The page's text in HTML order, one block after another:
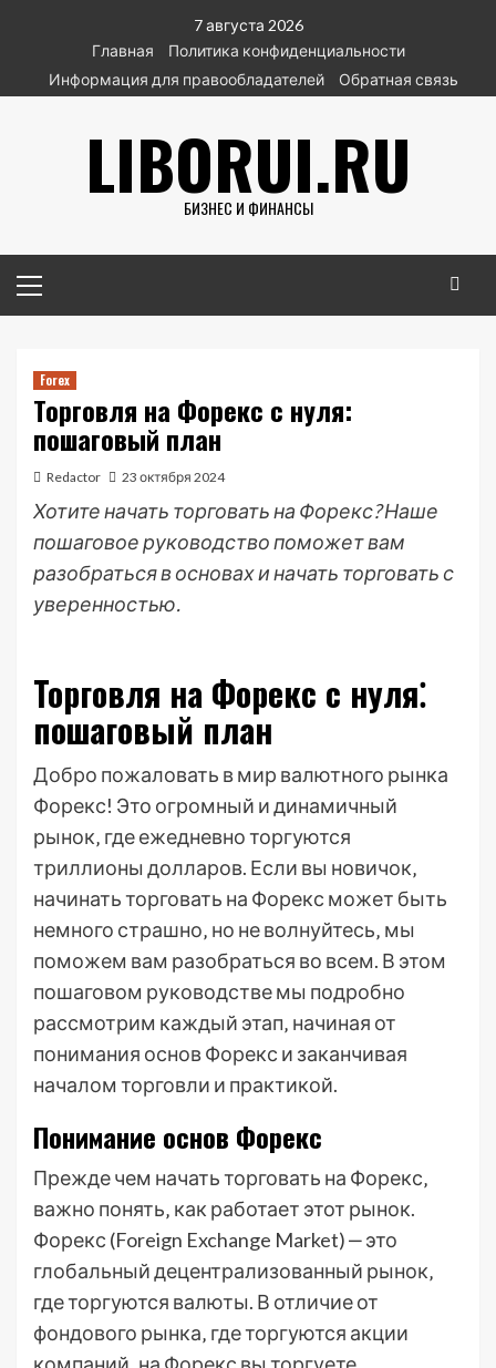
содержимому
7 августа 2026
Главная
Политика конфиденциальности
Информация для правообладателей
Обратная связь
LIBORUI.RU
БИЗНЕС И ФИНАНСЫ
меню
Forex
Торговля на Форекс с нуля:
пошаговый план
Redactor 23 октября 2024
Хотите начать торговать на Форекс? Наше
пошаговое руководство поможет вам
разобраться в основах и начать торговать с
уверенностью.
Торговля на Форекс с нуля⁚
пошаговый план
Добро пожаловать в мир валютного рынка
Форекс! Это огромный и динамичный
рынок‚ где ежедневно торгуются
триллионы долларов. Если вы новичок‚
начинать торговать на Форекс может быть
немного страшно‚ но не волнуйтесь‚ мы
поможем вам разобраться во всем. В этом
пошаговом руководстве мы подробно
рассмотрим каждый этап‚ начиная от
понимания основ Форекс и заканчивая
началом торговли и практикой.
Понимание основ Форекс
Прежде чем начать торговать на Форекс‚
важно понять‚ как работает этот рынок.
Форекс (Foreign Exchange Market) ‒ это
глобальный децентрализованный рынок‚
где торгуются валюты. В отличие от
фондового рынка‚ где торгуются акции